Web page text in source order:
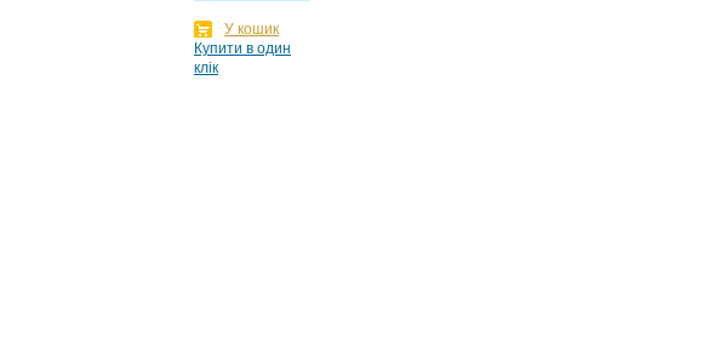
У кошик
Купити в один
клік